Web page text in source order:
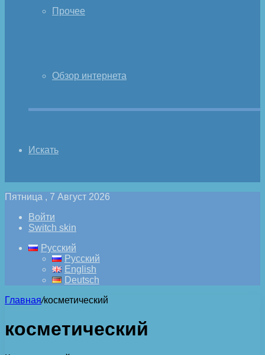
Прочее
Обзор интернета
Искать
Пятница , 7 Август 2026
Войти
Switch skin
Русский
Русский
English
Deutsch
Главная/косметический
косметический